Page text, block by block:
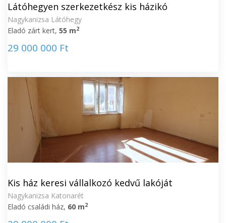
Látóhegyen szerkezetkész kis házikó
Nagykanizsa Látóhegy
Eladó zárt kert, 55 m2
29 000 000 Ft
Kis ház keresi vállalkozó kedvű lakóját
Nagykanizsa Katonarét
Eladó családi ház, 60 m2